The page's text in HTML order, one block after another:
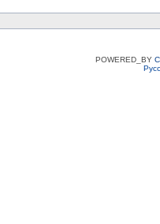
POWERED_BY